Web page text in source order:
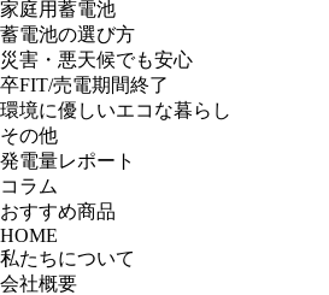
家庭用蓄電池
蓄電池の選び方
災害・悪天候でも安心
卒FIT/売電期間終了
環境に優しいエコな暮らし
その他
発電量レポート
コラム
おすすめ商品
HOME
私たちについて
会社概要